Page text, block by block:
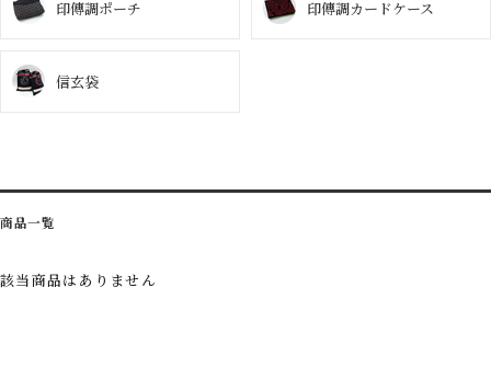
印傳調ポーチ 印傳調カードケース
信玄袋
商品一覧
該当商品はありません